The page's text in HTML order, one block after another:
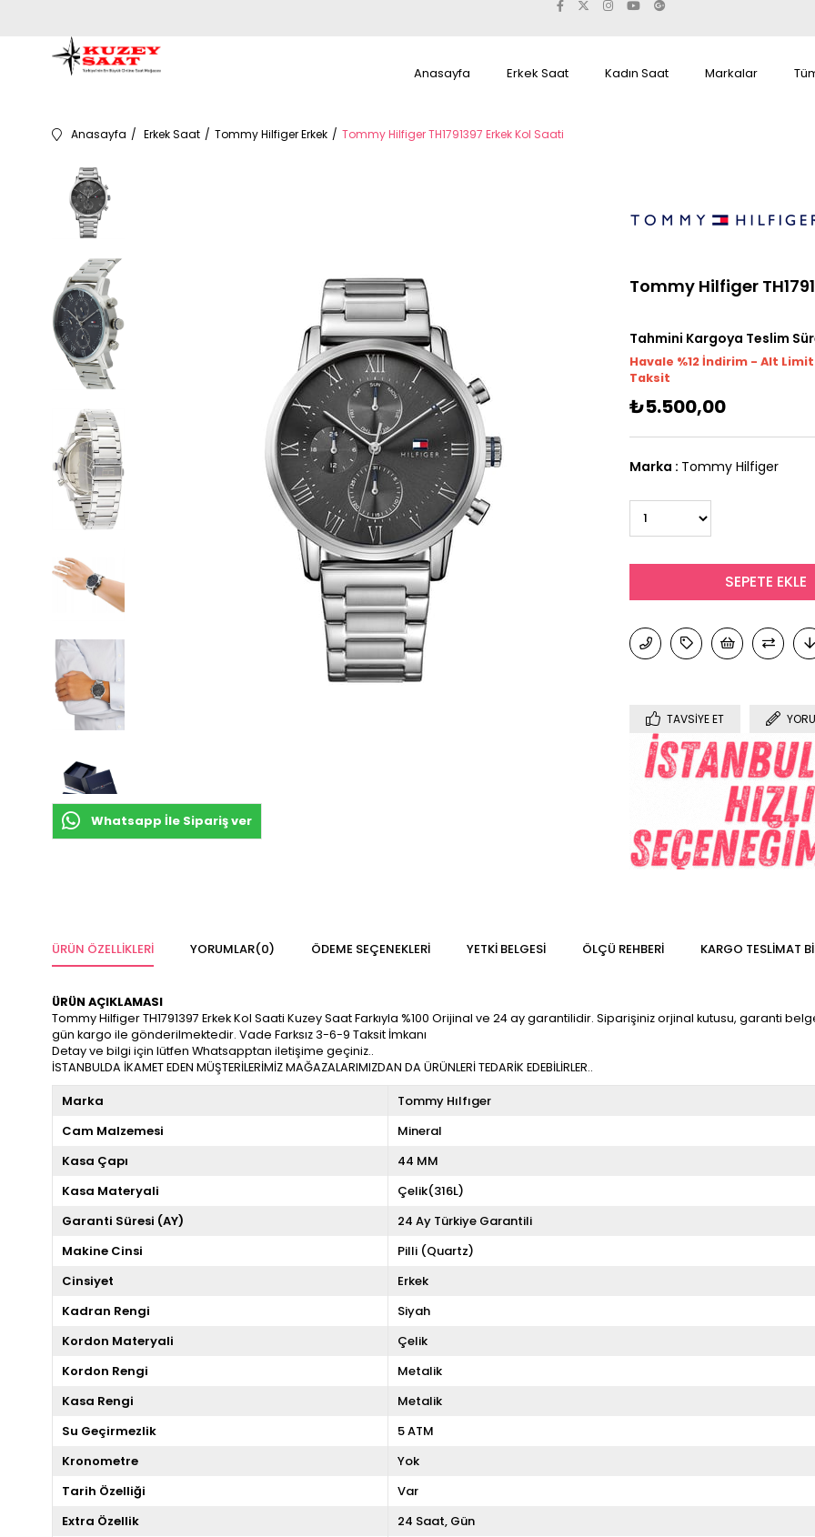
Anasayfa Erkek Saat Kadın Saat Markalar
Anasayfa Erkek Saat Tommy Hilfiger Erkek Tommy Hilfiger TH1791397 Erkek Kol Saati
Whatsapp İle Sipariş ver
Tommy Hilfiger
Tahmini Kargoya Teslim
Havale %12 İndirim - Alt Limit
Taksit
₺5.500,00
Marka : Tommy Hilfiger
TAVSIYE ET
ÜRÜN ÖZELLIKLERI YORUMLAR(0) ÖDEME SEÇENEKLERI YETKİ BELGESİ ÖLÇÜ REHBERI KARGO TESLIMAT
ÜRÜN AÇIKLAMASI
Tommy Hilfiger TH1791397 Erkek Kol Saati Kuzey Saat Farkıyla %100 Orijinal ve 24 ay garantilidir. Siparişiniz orjinal kutusu, garanti
gün kargo ile gönderilmektedir. Vade Farksız 3-6-9 Taksit İmkanı
Detay ve bilgi için lütfen Whatsapptan iletişime geçiniz..
İSTANBULDA İKAMET EDEN MÜŞTERİLERİMİZ MAĞAZALARIMIZDAN DA ÜRÜNLERİ TEDARİK EDEBİLİRLER..
Marka
Tommy Hılfıger
Cam Malzemesi
Mineral
Kasa Çapı
44 MM
Kasa Materyali
Çelik(316L)
Garanti Süresi (AY)
24 Ay Türkiye Garantili
Makine Cinsi
Pilli (Quartz)
Cinsiyet
Erkek
Kadran Rengi
Siyah
Kordon Materyali
Çelik
Kordon Rengi
Metalik
Kasa Rengi
Metalik
Su Geçirmezlik
5 ATM
Kronometre
Yok
Tarih Özelliği
Var
Extra Özellik
24 Saat Gün